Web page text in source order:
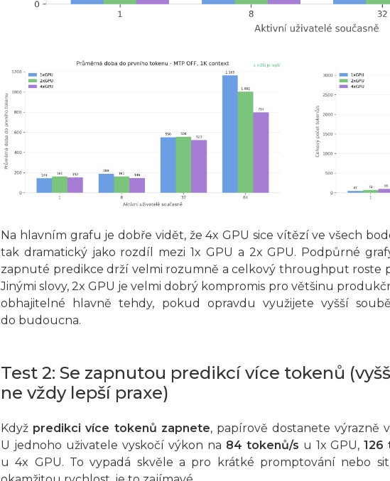
Na hlavním grafu je dobře vidět, že 4x GPU sice vítězí ve všech
tak dramatický jako rozdíl mezi 1x GPU a 2x GPU. Podpůrné
zapnuté predikce drží velmi rozumně a celkový throughput roste
Jinými slovy, 2x GPU je velmi dobrý kompromis pro většinu
obhajitelné hlavně tehdy, pokud opravdu využijete vyšší
do budoucna.
Test 2: Se zapnutou predikcí více tokenů
ne vždy lepší praxe)
Když predikci více tokenů zapnete, papírově dostanete výrazně
U jednoho uživatele vyskočí výkon na 84 tokenů/s u 1x GPU,126
u 4x GPU. To vypadá skvěle a pro krátké promptování nebo